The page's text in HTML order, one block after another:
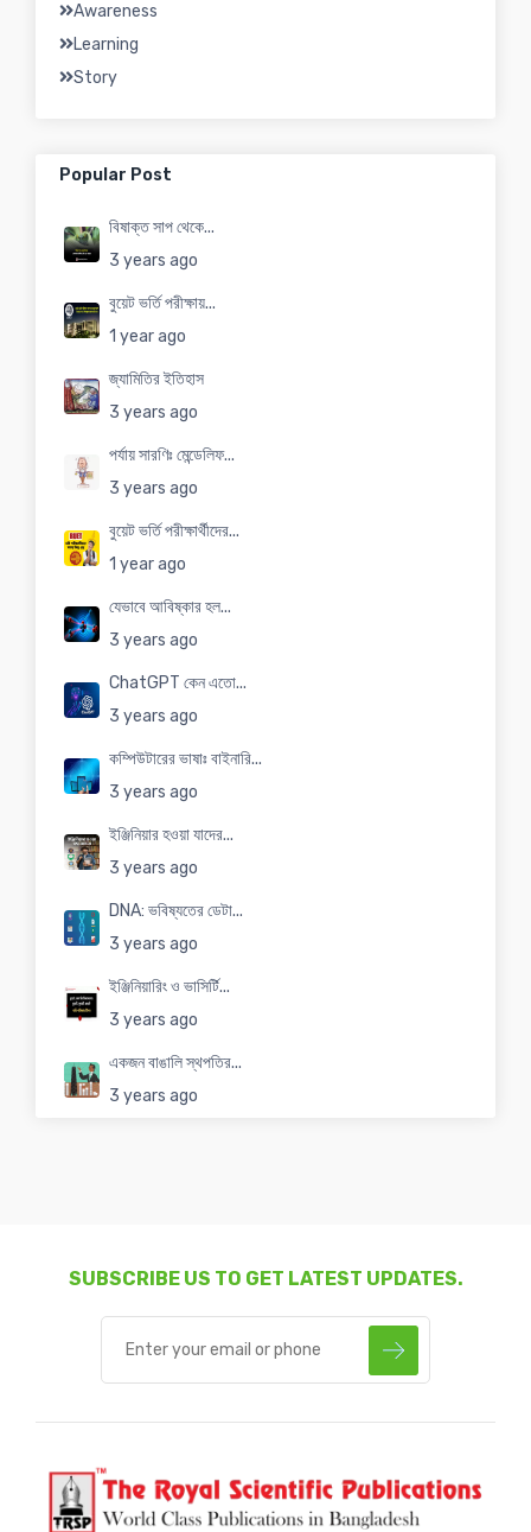
Awareness
Learning
Story
Popular Post
বিষাক্ত সাপ থেকে...
3 years ago
বুয়েট ভর্তি পরীক্ষায়...
1 year ago
জ্যামিতির ইতিহাস
3 years ago
পর্যায় সারণিঃ মেন্ডেলিফ...
3 years ago
বুয়েট ভর্তি পরীক্ষার্থীদের...
1 year ago
যেভাবে আবিষ্কার হল...
3 years ago
ChatGPT কেন এতো...
3 years ago
কম্পিউটারের ভাষাঃ বাইনারি...
3 years ago
ইঞ্জিনিয়ার হওয়া যাদের...
3 years ago
DNA: ভবিষ্যতের ডেটা...
3 years ago
ইঞ্জিনিয়ারিং ও ভাসির্টি...
3 years ago
একজন বাঙালি স্থপতির...
3 years ago
SUBSCRIBE US TO GET LATEST UPDATES.